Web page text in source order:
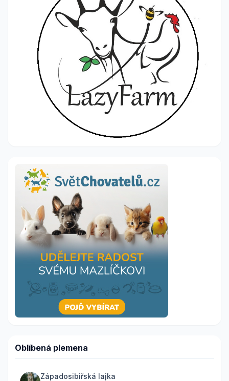
Oblíbená plemena
Západosibiřská lajka